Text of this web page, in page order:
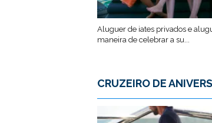
Aluguer de iates privados e
maneira de celebrar a su...
CRUZEIRO DE